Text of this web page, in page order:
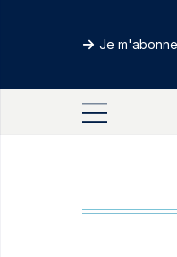
Je